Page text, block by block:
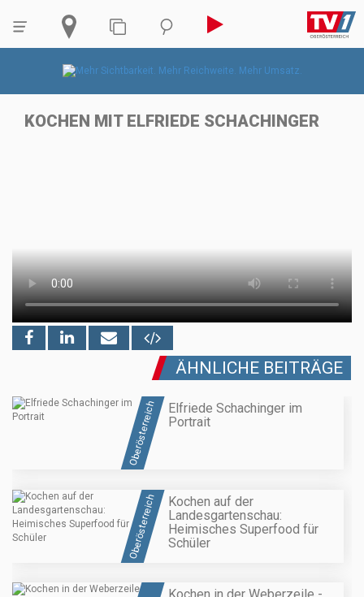
KOCHEN MIT ELFRIEDE SCHACHINGER
ÄHNLICHE BEITRÄGE
Oberösterreich
Elfriede Schachinger im
Portrait
Oberösterreich
Kochen auf der
Landesgartenschau:
Heimisches Superfood für
Schüler